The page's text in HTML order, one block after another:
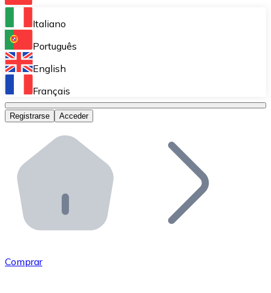
Bitnovo Ramp
Integra nuestra solución en tu plataforma.
Bitnovo Giftcards
Bitnovo OTC
Bitnovo ATM
Integra un ATM Bitnovo en tu negocio y permite que
Bitnovo API
Integra nuestra API en tu ecosistema.
Únete a nuestra red de distribuidores.
Italiano
Português
English
Français
Registrarse Acceder
Comprar